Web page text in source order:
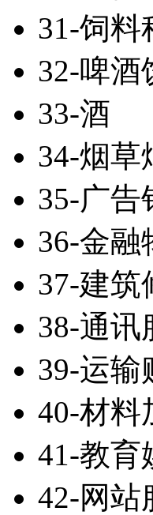
31-饲料
32-啤酒
33-酒
34-烟草
35-广告
36-金融
37-建筑
38-通讯
39-运输
40-材料
41-教育
42-网站